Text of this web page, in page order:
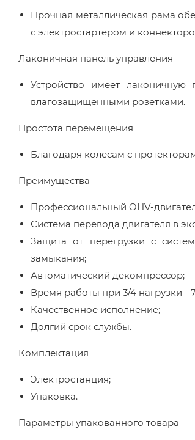
Прочная металлическая рама
с электростартером и
Лаконичная панель управления
Устройство имеет
влагозащищенными розетками.
Простота перемещения
Благодаря колесам с
Преимущества
Профессиональный OHV-
Система перевода двигателя в
Защита от перегрузки с
замыкания;
Автоматический декомпрессор;
Время работы при 3/4 нагрузки -
Качественное исполнение;
Долгий срок службы.
Комплектация
Электростанция;
Упаковка.
Параметры упакованного товара